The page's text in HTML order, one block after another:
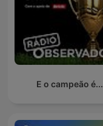
E o campeão é...